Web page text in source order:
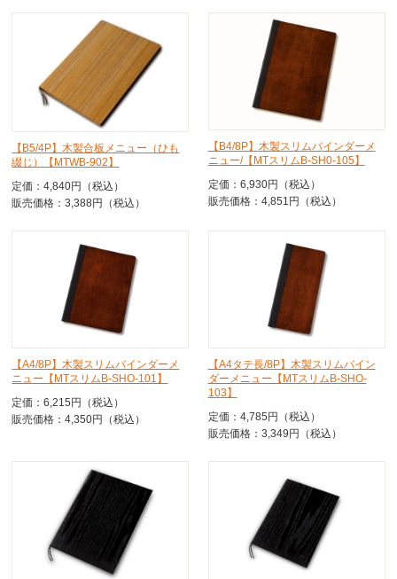
【B5/4P】木製合板メニュー（ひも
綴じ）【MTWB-902】
定価：4,840円（税込）
販売価格：3,388円（税込）
【B4/8P】木製スリムバインダーメ
ニュー/【MTスリムB-SH0-105】
定価：6,930円（税込）
販売価格：4,851円（税込）
【A4/8P】木製スリムバインダーメ
ニュー【MTスリムB-SHO-101】
定価：6,215円（税込）
販売価格：4,350円（税込）
【A4タテ長/8P】木製スリムバイン
ダーメニュー【MTスリムB-SHO-
103】
定価：4,785円（税込）
販売価格：3,349円（税込）